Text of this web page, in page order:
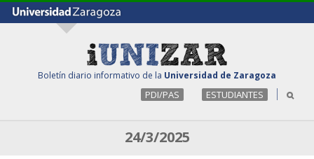
Boletín diario informativo de la Universidad de Zaragoza
PDI/PAS ESTUDIANTES
24/3/2025